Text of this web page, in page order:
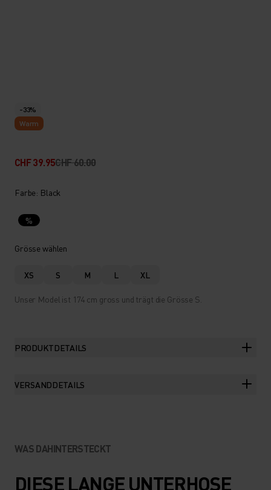
-33%
Warm
CHF 39.95CHF 60.00
Farbe: Black
%
Grösse wählen
XS S M L XL
Unser Model ist 174 cm gross und trägt die Grösse S.
PRODUKTDETAILS
VERSANDDETAILS
WAS DAHINTERSTECKT
DIESE LANGE UNTERHOSE